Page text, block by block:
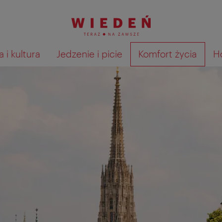
i kultura Jedzenie i picie Komfort życia
Pokaż na mapie wyniki